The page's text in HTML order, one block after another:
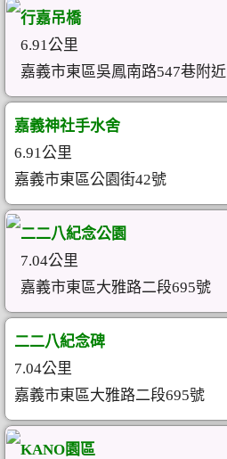
行嘉吊橋
6.91公里
嘉義市東區吳鳳南路547巷附近
嘉義神社手水舍
6.91公里
嘉義市東區公園街42號
二二八紀念公園
7.04公里
嘉義市東區大雅路二段695號
二二八紀念碑
7.04公里
嘉義市東區大雅路二段695號
KANO園區